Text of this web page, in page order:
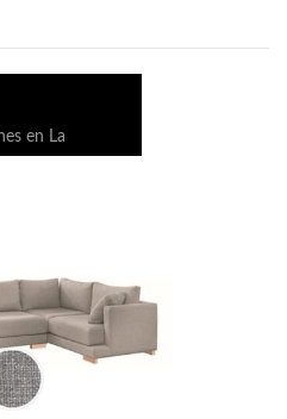
en La
en Puerto de
en Arona
en San
Cruz de